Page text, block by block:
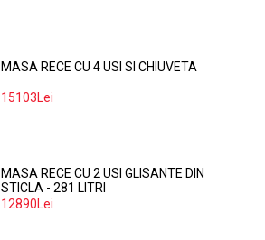
MASA RECE CU 4 USI SI CHIUVETA
15103Lei
MASA RECE CU 2 USI GLISANTE DIN
STICLA - 281 LITRI
12890Lei